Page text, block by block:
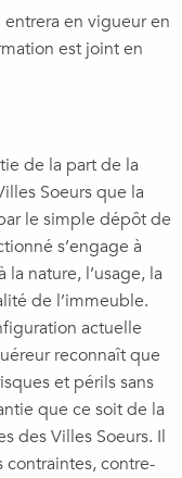
en vigueur en
est joint en
de la part de la
Soeurs que la
le simple dépôt de
s’engage à
nature, l’usage, la
de l’immeuble.
actuelle
reconnaît que
et périls sans
que ce soit de la
des Villes Soeurs. Il
contraintes, contre-